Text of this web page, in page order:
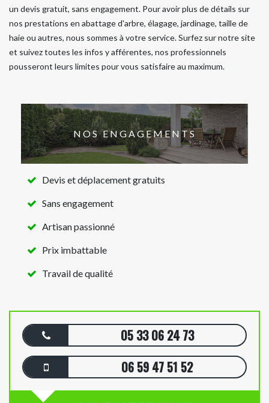
un devis gratuit, sans engagement. Pour avoir plus de détails sur
nos prestations en abattage d'arbre, élagage, jardinage, taille de
haie ou autres, nous sommes à votre service. Surfez sur notre site
et suivez toutes les infos y afférentes, nos professionnels
pousseront leurs limites pour vous satisfaire au maximum.
NOS ENGAGEMENTS
Devis et déplacement gratuits
Sans engagement
Artisan passionné
Prix imbattable
Travail de qualité
05 33 06 24 73
06 59 47 51 52